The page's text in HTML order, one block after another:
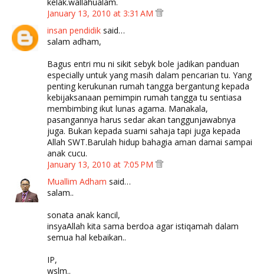
kelak.wallahualam.
January 13, 2010 at 3:31 AM
insan pendidik said…
salam adham,
Bagus entri mu ni sikit sebyk bole jadikan panduan
especially untuk yang masih dalam pencarian tu. Yang
penting kerukunan rumah tangga bergantung kepada
kebijaksanaan pemimpin rumah tangga tu sentiasa
membimbing ikut lunas agama. Manakala,
pasangannya harus sedar akan tanggunjawabnya
juga. Bukan kepada suami sahaja tapi juga kepada
Allah SWT.Barulah hidup bahagia aman damai sampai
anak cucu.
January 13, 2010 at 7:05 PM
Muallim Adham said…
salam..
sonata anak kancil,
insyaAllah kita sama berdoa agar istiqamah dalam
semua hal kebaikan..
IP,
wslm..